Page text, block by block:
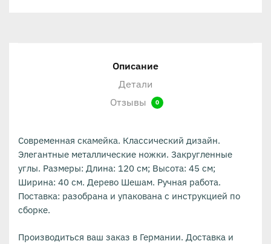
Описание
Детали
Отзывы
0
Современная скамейка. Классический дизайн.
Элегантные металлические ножки. Закругленные
углы. Размеры: Длина: 120 см; Высота: 45 см;
Ширина: 40 см. Дерево Шешам. Ручная работа.
Поставка: разобрана и упакована с инструкцией по
сборке.
Производиться ваш заказ в Германии. Доставка и